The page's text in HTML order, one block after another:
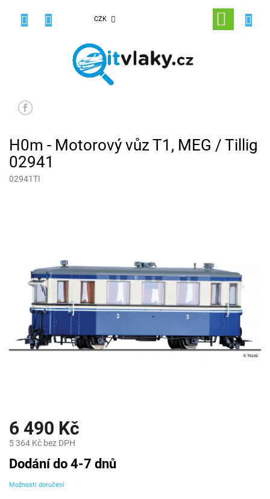
CZK
NÁKUPNÍ
KOŠÍK
H0m - Motorový vůz T1, MEG / Tillig
02941
02941TI
6 490 Kč
5 364 Kč bez DPH
Měrná
cena:
Dodání do 4-7 dnů
Možnosti doručení